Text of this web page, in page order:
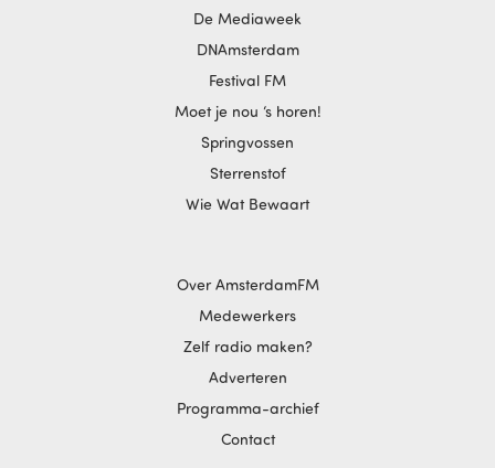
De Mediaweek
DNAmsterdam
Festival FM
Moet je nou ‘s horen!
Springvossen
Sterrenstof
Wie Wat Bewaart
Over AmsterdamFM
Medewerkers
Zelf radio maken?
Adverteren
Programma-archief
Contact